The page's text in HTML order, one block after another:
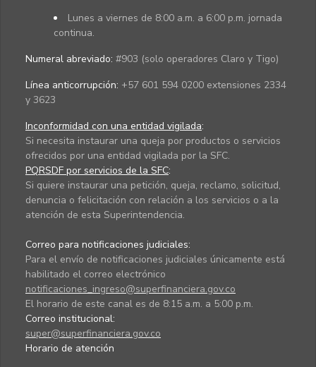
Lunes a viernes de 8:00 a.m. a 6:00 p.m. jornada
continua.
Numeral abreviado: #903 (solo operadores Claro y Tigo)
Línea anticorrupción: +57 601 594 0200 extensiones 2334
y 3623
Inconformidad con una entidad vigilada:
Si necesita instaurar una queja por productos o servicios
ofrecidos por una entidad vigilada por la SFC.
PQRSDF por servicios de la SFC:
Si quiere instaurar una petición, queja, reclamo, solicitud,
denuncia o felicitación con relación a los servicios o a la
atención de esta Superintendencia.
Correo para notificaciones judiciales:
Para el envío de notificaciones judiciales únicamente está
habilitado el correo electrónico
notificaciones_ingreso@superfinanciera.gov.co
El horario de este canal es de 8:15 a.m. a 5:00 p.m.
Correo institucional:
super@superfinanciera.gov.co
Horario de atención